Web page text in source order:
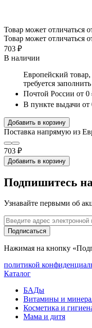
Товар может отличаться
Товар может отличаться
703 ₽
В наличии
Европейский
требуется
Почтой России от 0
В пункте выдачи от
Добавить в корзину
Поставка напрямую из
703 ₽
Добавить в корзину
Подпишитесь
Узнавайте первыми об
Подписаться
Нажимая на кнопку
политикой
Каталог
БАДы
Витамины и
Косметика и
Мама и дитя